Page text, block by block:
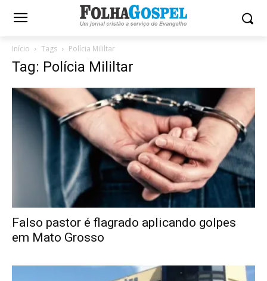
Início Tags Polícia Mililtar
Tag: Polícia Mililtar
Falso pastor é flagrado aplicando golpes
em Mato Grosso